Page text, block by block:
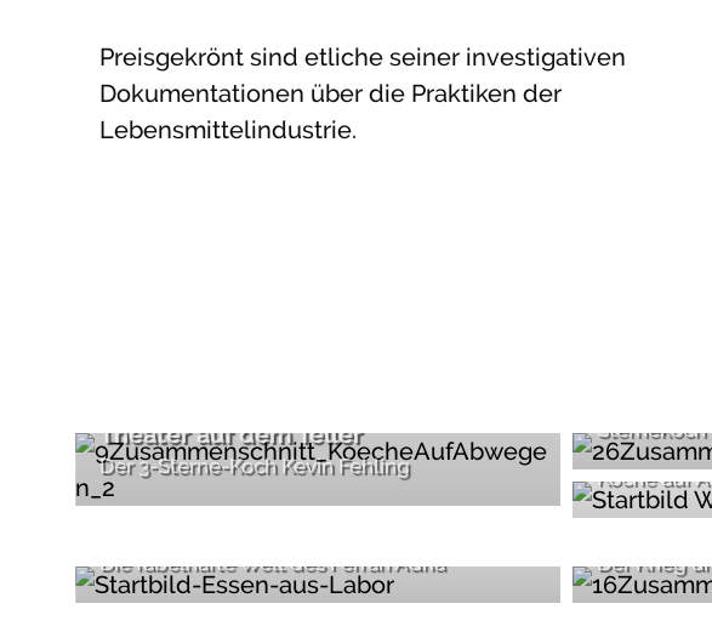
Preisgekrönt sind etliche seiner investigativen
Dokumentationen über die Praktiken der
Lebensmittelindustrie.
Theater auf dem Teller
Der 3-Sterne-Koch Kevin Fehling
Wenn
Köche auf
Die fabelhafte Welt des Ferran Adrià Der Krieg